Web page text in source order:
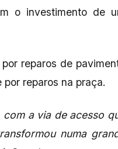
o investimento de
reparos de
reparos na praça.
a via de acesso
numa